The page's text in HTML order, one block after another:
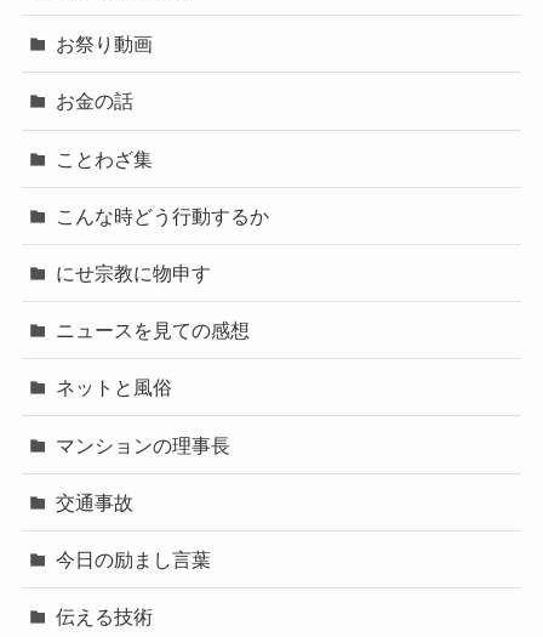
お祭り動画
お金の話
ことわざ集
こんな時どう行動するか
にせ宗教に物申す
ニュースを見ての感想
ネットと風俗
マンションの理事長
交通事故
今日の励まし言葉
伝える技術